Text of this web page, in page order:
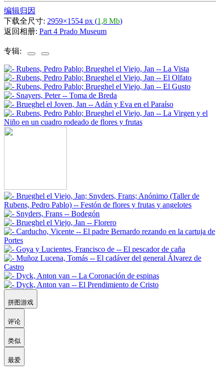
编辑归因
下载全尺寸: 2959×1554 px (1,8 Mb)
返回相册: Part 4 Prado Museum
专辑:
拼图游戏
评论
类似
最爱